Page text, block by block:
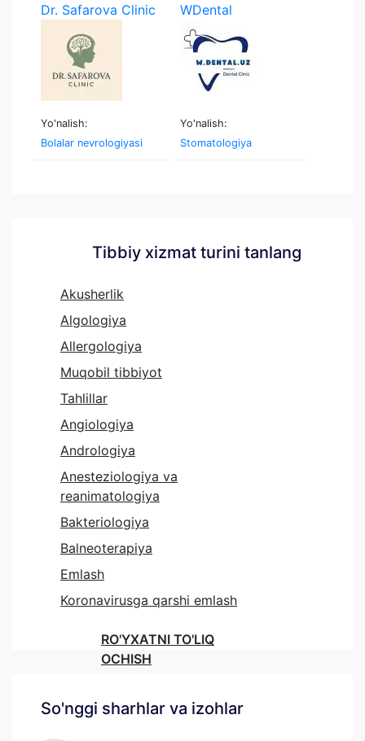
Dr. Safarova Clinic
Yo'nalish:
Bolalar nevrologiyasi
WDental
Yo'nalish:
Stomatologiya
Tibbiy xizmat turini tanlang
Akusherlik
Algologiya
Allergologiya
Muqobil tibbiyot
Tahlillar
Angiologiya
Andrologiya
Anesteziologiya va
reanimatologiya
Bakteriologiya
Balneoterapiya
Emlash
Koronavirusga qarshi emlash
RO'YXATNI TO'LIQ
OCHISH
So'nggi sharhlar va izohlar